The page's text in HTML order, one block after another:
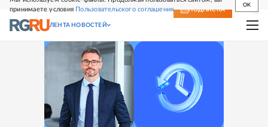
принимаете условия Пользовательского соглашения
OK
СВЕЖИЙ НОМЕР ПОДПИСКА
ЛЕНТА НОВОСТЕЙ